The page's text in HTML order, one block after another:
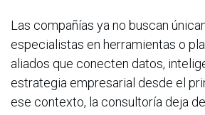
Las compañías ya no buscan
especialistas en herramientas o
aliados que conecten datos,
estrategia empresarial desde el
ese contexto, la consultoría deja